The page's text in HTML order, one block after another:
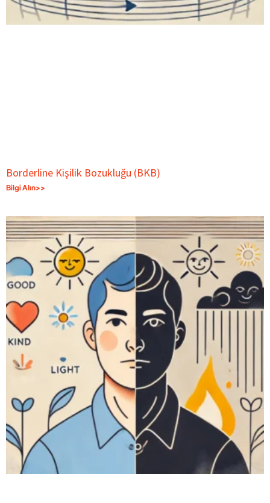
Borderline Kişilik Bozukluğu (BKB)
Bilgi Alın>>